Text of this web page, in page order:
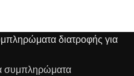
συμπληρώματα